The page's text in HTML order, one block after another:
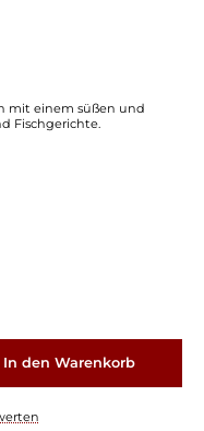
mit einem süßen und
Fischgerichte.
In den Warenkorb